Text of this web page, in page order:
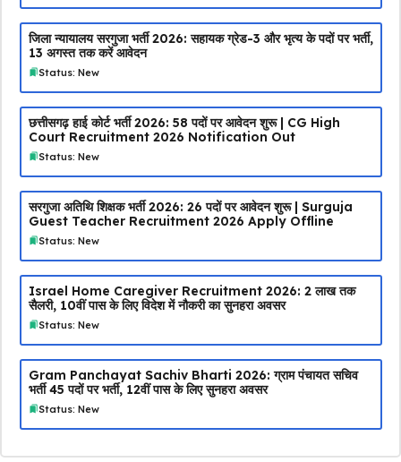
जिला न्यायालय सरगुजा भर्ती 2026: सहायक ग्रेड-3 और भृत्य के पदों पर भर्ती,
13 अगस्त तक करें आवेदन
Status: New
छत्तीसगढ़ हाई कोर्ट भर्ती 2026: 58 पदों पर आवेदन शुरू | CG High
Court Recruitment 2026 Notification Out
Status: New
सरगुजा अतिथि शिक्षक भर्ती 2026: 26 पदों पर आवेदन शुरू | Surguja
Guest Teacher Recruitment 2026 Apply Offline
Status: New
Israel Home Caregiver Recruitment 2026: ₹2 लाख तक
सैलरी, 10वीं पास के लिए विदेश में नौकरी का सुनहरा अवसर
Status: New
Gram Panchayat Sachiv Bharti 2026: ग्राम पंचायत सचिव
भर्ती 45 पदों पर भर्ती, 12वीं पास के लिए सुनहरा अवसर
Status: New